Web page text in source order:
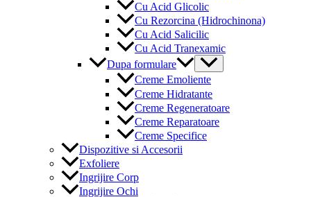
Cu Acid Glicolic
Cu Rezorcina (Hidrochinona)
Cu Acid Salicilic
Cu Acid Tranexamic
Dupa formulare
Menu
Toggle
Creme Emoliente
Creme Hidratante
Creme Regeneratoare
Creme Reparatoare
Creme Specifice
Dispozitive si Accesorii
Exfoliere
Ingrijire Corp
Ingrijire Ochi